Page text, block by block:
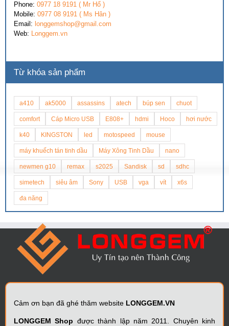
Phone: 0977 18 9191 ( Mr Hổ )
Mobile: 0977 08 9191 ( Ms Hân )
Email: longgemshop@gmail.com
Web: Longgem.vn
Từ khóa sản phẩm
a410 ak5000 assassins atech búp sen chuot
comfort Cáp Micro USB E808+ hdmi Hoco hơi nước
k40 KINGSTON led motospeed mouse
máy khuếch tán tinh dầu Máy Xông Tinh Dầu nano
newmen g10 remax s2025 Sandisk sd sdhc
simetech siêu âm Sony USB vga vít x6s
đa năng
Cảm ơn bạn đã ghé thăm website LONGGEM.VN
LONGGEM Shop được thành lập năm 2011. Chuyên kinh